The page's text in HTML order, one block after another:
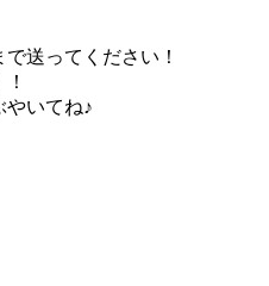
送ってください！
いてね♪